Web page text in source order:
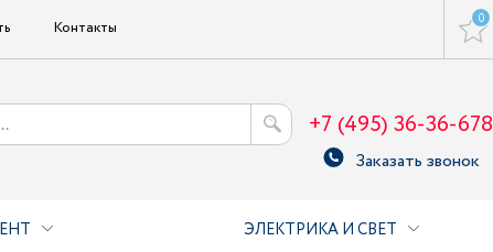
Контакты 0
+7 (495) 36-36-678
Заказать звонок
ЭЛЕКТРИКА И СВЕТ